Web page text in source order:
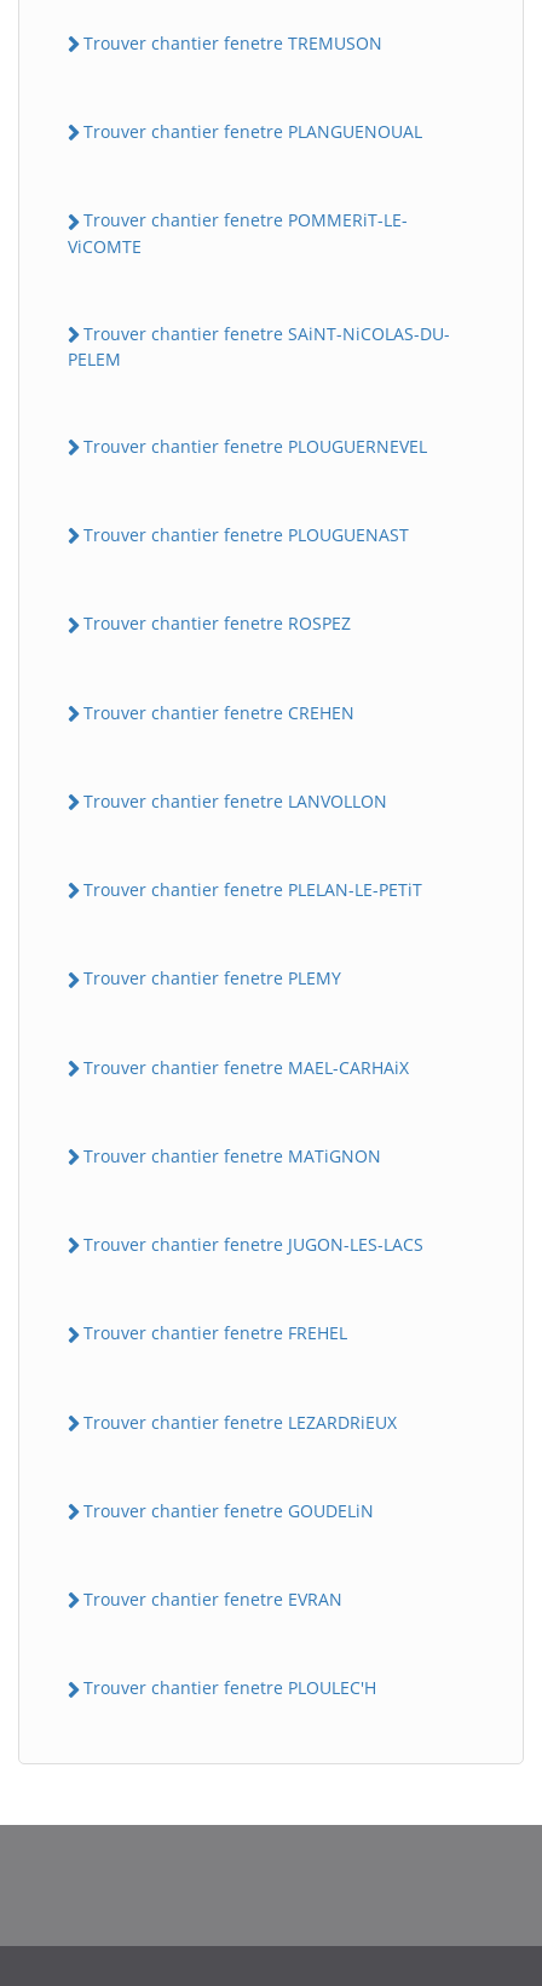
Trouver chantier fenetre TREMUSON
Trouver chantier fenetre PLANGUENOUAL
Trouver chantier fenetre POMMERiT-LE-
ViCOMTE
Trouver chantier fenetre SAiNT-NiCOLAS-DU-
PELEM
Trouver chantier fenetre PLOUGUERNEVEL
Trouver chantier fenetre PLOUGUENAST
Trouver chantier fenetre ROSPEZ
Trouver chantier fenetre CREHEN
Trouver chantier fenetre LANVOLLON
Trouver chantier fenetre PLELAN-LE-PETiT
Trouver chantier fenetre PLEMY
Trouver chantier fenetre MAEL-CARHAiX
Trouver chantier fenetre MATiGNON
Trouver chantier fenetre JUGON-LES-LACS
Trouver chantier fenetre FREHEL
Trouver chantier fenetre LEZARDRiEUX
Trouver chantier fenetre GOUDELiN
Trouver chantier fenetre EVRAN
Trouver chantier fenetre PLOULEC'H
BatiWebPro